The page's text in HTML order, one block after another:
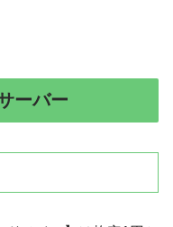
ーバー